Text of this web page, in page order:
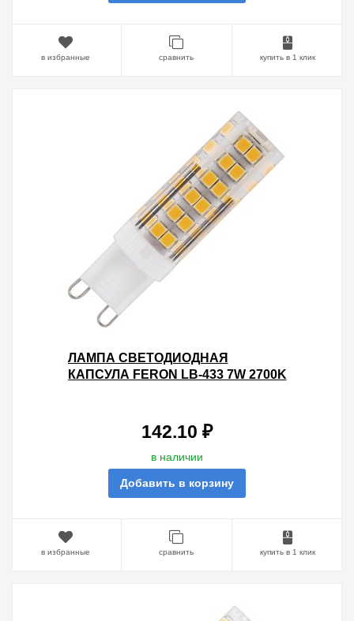
в избранные сравнить купить в 1 клик
ЛАМПА СВЕТОДИОДНАЯ
КАПСУЛА FERON LB-433 7W 2700K
142.10 ₽
в наличии
Добавить в корзину
в избранные сравнить купить в 1 клик